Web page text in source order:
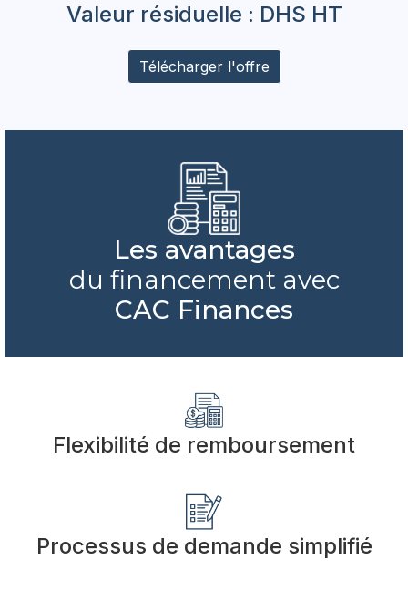
Valeur résiduelle : DHS HT
Télécharger l'offre
Les avantages
du financement avec
CAC Finances
Flexibilité de remboursement
Processus de demande simplifié